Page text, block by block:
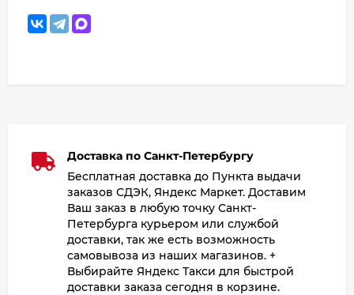
Доставка по Санкт-Петербургу
Бесплатная доставка до Пункта выдачи
заказов СДЭК, Яндекс Маркет. Доставим
Ваш заказ в любую точку Санкт-
Петербурга курьером или службой
доставки, так же есть возможность
самовывоза из наших магазинов. +
Выбирайте Яндекс Такси для быстрой
доставки заказа сегодня в корзине.